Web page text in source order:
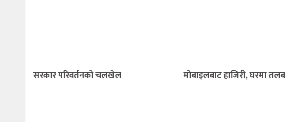
सरकार परिवर्तनको चलखेल मोबाइलबाट हाजिरी, घरमा तलब